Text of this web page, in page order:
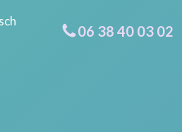
06 38 40 03 02